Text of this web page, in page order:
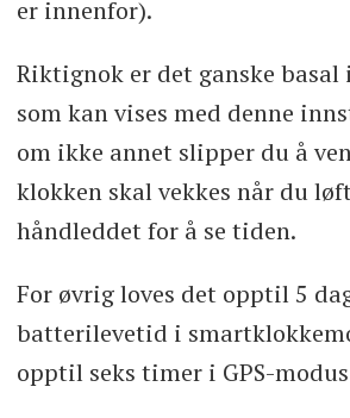
er innenfor).
Riktignok er det ganske
som kan vises med denne
om ikke annet slipper du å
klokken skal vekkes når du
håndleddet for å se tiden.
For øvrig loves det opptil 5
batterilevetid i
opptil seks timer i GPS-